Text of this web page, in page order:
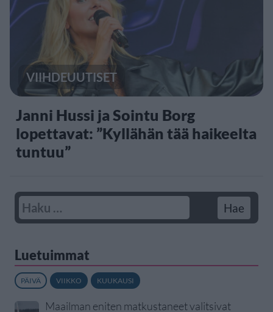
VIIHDEUUTISET
Janni Hussi ja Sointu Borg
lopettavat: ”Kyllähän tää haikeelta
tuntuu”
Luetuimmat
PÄIVÄ VIIKKO KUUKAUSI
Maailman eniten matkustaneet valitsivat